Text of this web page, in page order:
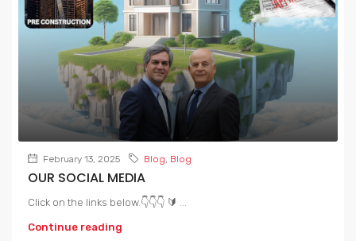
February 13, 2025 Blog, Blog
OUR SOCIAL MEDIA
Click on the links below.👇👇👇 🔰 ...
Continue reading